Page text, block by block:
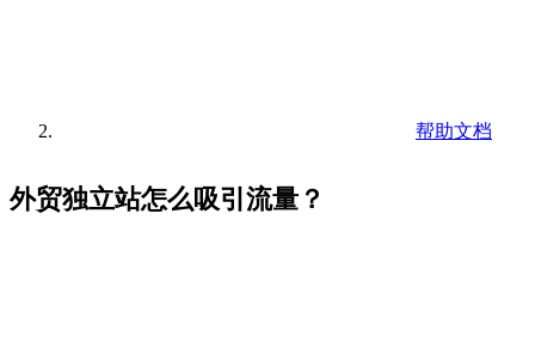
帮助文档
外贸独立站怎么吸引流量？